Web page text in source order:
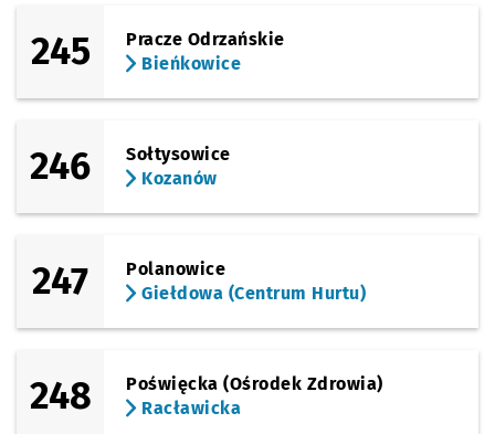
245
Pracze Odrzańskie
Bieńkowice
246
Sołtysowice
Kozanów
247
Polanowice
Giełdowa (Centrum Hurtu)
248
Poświęcka (Ośrodek Zdrowia)
Racławicka